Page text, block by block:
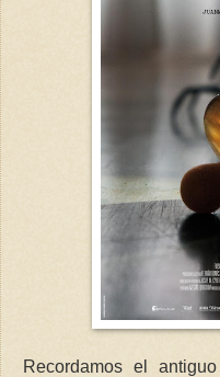
Recordamos el